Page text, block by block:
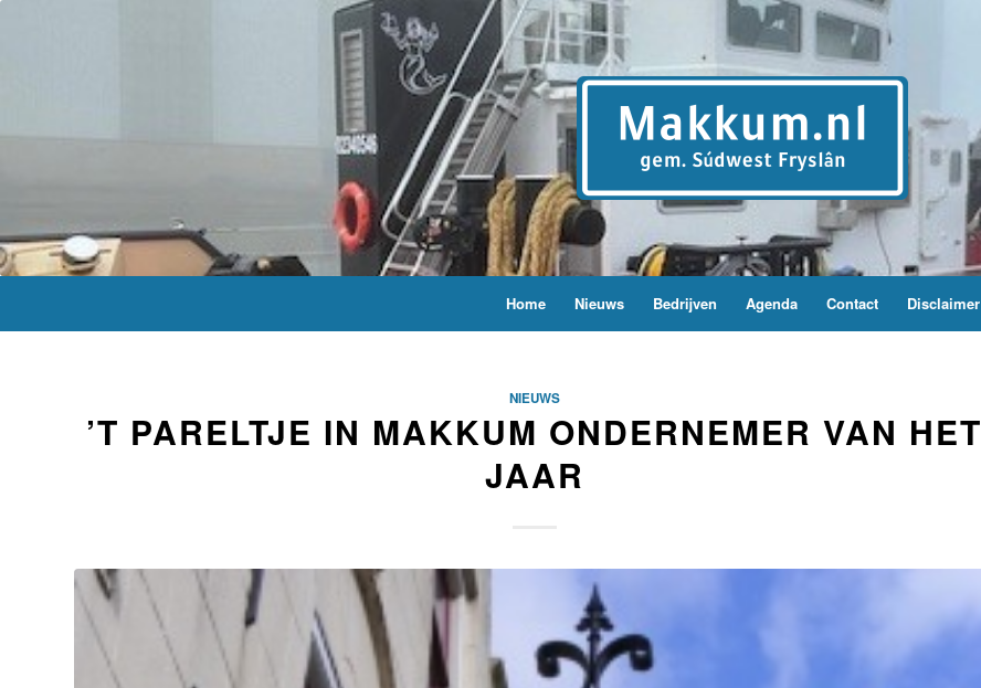
Home Nieuws Bedrijven Agenda Contact Disclaimer
NIEUWS
’T PARELTJE IN MAKKUM ONDERNEMER VAN HET
JAAR